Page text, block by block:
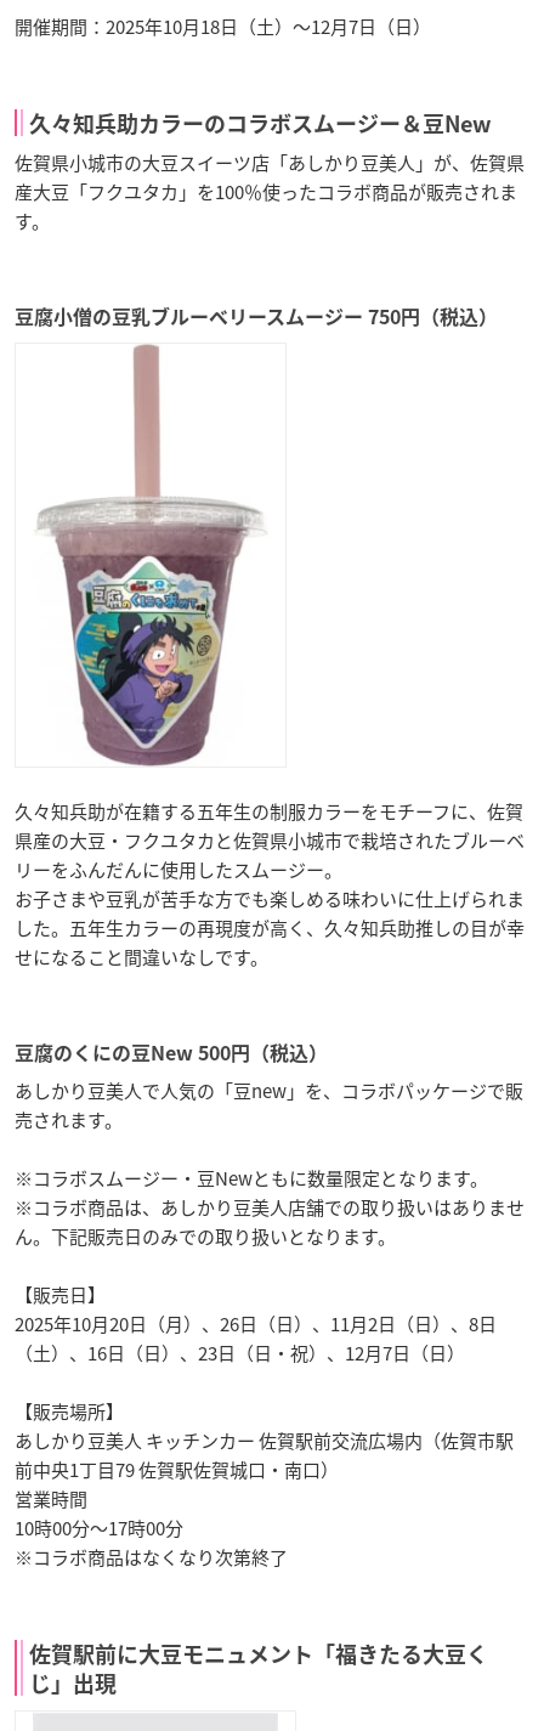
開催期間：2025年10月18日（土）〜12月7日（日）
久々知兵助カラーのコラボスムージー＆豆New
佐賀県小城市の大豆スイーツ店「あしかり豆美人」が、佐賀県
産大豆「フクユタカ」を100％使ったコラボ商品が販売されま
す。
豆腐小僧の豆乳ブルーベリースムージー 750円（税込）
久々知兵助が在籍する五年生の制服カラーをモチーフに、佐賀
県産の大豆・フクユタカと佐賀県小城市で栽培されたブルーベ
リーをふんだんに使用したスムージー。
お子さまや豆乳が苦手な方でも楽しめる味わいに仕上げられま
した。五年生カラーの再現度が高く、久々知兵助推しの目が幸
せになること間違いなしです。
豆腐のくにの豆New 500円（税込）
あしかり豆美人で人気の「豆new」を、コラボパッケージで販
売されます。
※コラボスムージー・豆Newともに数量限定となります。
※コラボ商品は、あしかり豆美人店舗での取り扱いはありませ
ん。下記販売日のみでの取り扱いとなります。
【販売日】
2025年10月20日（月）、26日（日）、11月2日（日）、8日
（土）、16日（日）、23日（日・祝）、12月7日（日）
【販売場所】
あしかり豆美人 キッチンカー 佐賀駅前交流広場内（佐賀市駅
前中央1丁目79 佐賀駅佐賀城口・南口）
営業時間
10時00分〜17時00分
※コラボ商品はなくなり次第終了
佐賀駅前に大豆モニュメント「福きたる大豆く
じ」出現